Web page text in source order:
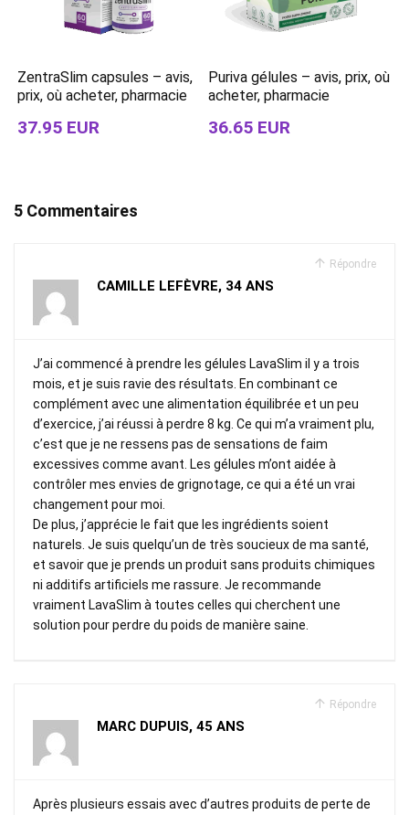
ZentraSlim capsules – avis,
prix, où acheter, pharmacie
37.95 EUR
Puriva gélules – avis, prix, où
acheter, pharmacie
36.65 EUR
5 Commentaires
Répondre
CAMILLE LEFÈVRE, 34 ANS
J’ai commencé à prendre les gélules LavaSlim il y a trois
mois, et je suis ravie des résultats. En combinant ce
complément avec une alimentation équilibrée et un peu
d’exercice, j’ai réussi à perdre 8 kg. Ce qui m’a vraiment plu,
c’est que je ne ressens pas de sensations de faim
excessives comme avant. Les gélules m’ont aidée à
contrôler mes envies de grignotage, ce qui a été un vrai
changement pour moi.
De plus, j’apprécie le fait que les ingrédients soient
naturels. Je suis quelqu’un de très soucieux de ma santé,
et savoir que je prends un produit sans produits chimiques
ni additifs artificiels me rassure. Je recommande
vraiment LavaSlim à toutes celles qui cherchent une
solution pour perdre du poids de manière saine.
Répondre
MARC DUPUIS, 45 ANS
Après plusieurs essais avec d’autres produits de perte de